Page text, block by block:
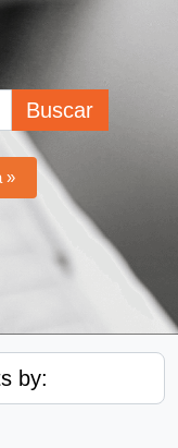
Buscar
»
by: